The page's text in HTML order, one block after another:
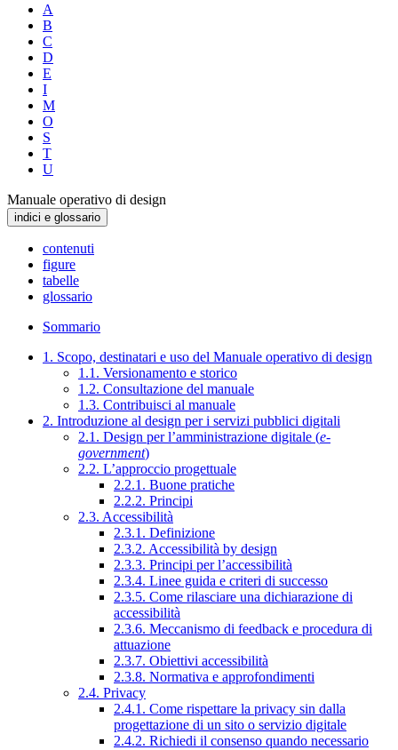
A
B
C
D
E
I
M
O
S
T
U
Manuale operativo di design
indici e glossario
contenuti
figure
tabelle
glossario
Sommario
1. Scopo, destinatari e uso del Manuale operativo di design
1.1. Versionamento e storico
1.2. Consultazione del manuale
1.3. Contribuisci al manuale
2. Introduzione al design per i servizi pubblici digitali
2.1. Design per l’amministrazione digitale (e-
government)
2.2. L’approccio progettuale
2.2.1. Buone pratiche
2.2.2. Principi
2.3. Accessibilità
2.3.1. Definizione
2.3.2. Accessibilità by design
2.3.3. Principi per l’accessibilità
2.3.4. Linee guida e criteri di successo
2.3.5. Come rilasciare una dichiarazione di
accessibilità
2.3.6. Meccanismo di feedback e procedura di
attuazione
2.3.7. Obiettivi accessibilità
2.3.8. Normativa e approfondimenti
2.4. Privacy
2.4.1. Come rispettare la privacy sin dalla
progettazione di un sito o servizio digitale
2.4.2. Richiedi il consenso quando necessario